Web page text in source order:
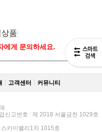
품
에게 문의하세요.
고객센터 커뮤니티
신고번호 : 제 2018 서울금천 1029호
카이밸리1차 1015호